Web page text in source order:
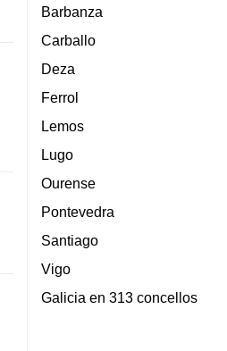
Barbanza
Carballo
Deza
Ferrol
Lemos
Lugo
Ourense
Pontevedra
Santiago
Vigo
Galicia en 313 concellos